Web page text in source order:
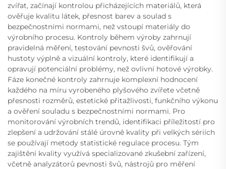
zvířat, začínají kontrolou přicházejících materiálů, která
ověřuje kvalitu látek, přesnost barev a soulad s
bezpečnostními normami, než vstoupí materiály do
výrobního procesu. Kontroly během výroby zahrnují
pravidelná měření, testování pevnosti švů, ověřování
hustoty výplně a vizuální kontroly, které identifikují a
opravují potenciální problémy, než ovlivní hotové výrobky.
Fáze konečné kontroly zahrnuje komplexní hodnocení
každého na míru vyrobeného plyšového zvířete včetně
přesnosti rozměrů, estetické přitažlivosti, funkčního výkonu
a ověření souladu s bezpečnostními normami. Pro
monitorování výrobních trendů, identifikaci příležitostí pro
zlepšení a udržování stálé úrovně kvality při velkých sériích
se používají metody statistické regulace procesu. Tým
zajištění kvality využívá specializované zkušební zařízení,
včetně analyzátorů pevnosti švů, nástrojů pro měření